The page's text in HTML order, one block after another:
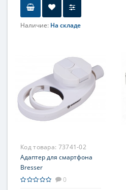
Наличие: На складе
Диаметр главного зеркала
(апертура), мм
Фокусное расстояние, мм
600
Максимальное полезное
100
Код товара: 73741-02
Адаптер для смартфона
Bresser
0